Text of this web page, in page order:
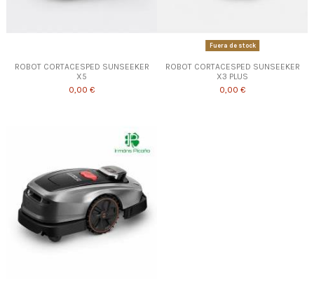
ROBOT CORTACESPED SUNSEEKER
X5
0,00 €
Fuera de stock
ROBOT CORTACESPED SUNSEEKER
X3 PLUS
0,00 €